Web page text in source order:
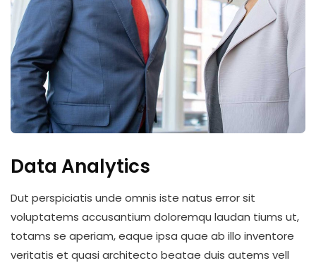
Data Analytics
Dut perspiciatis unde omnis iste natus error sit
voluptatems accusantium doloremqu laudan tiums ut,
totams se aperiam, eaque ipsa quae ab illo inventore
veritatis et quasi architecto beatae duis autems vell